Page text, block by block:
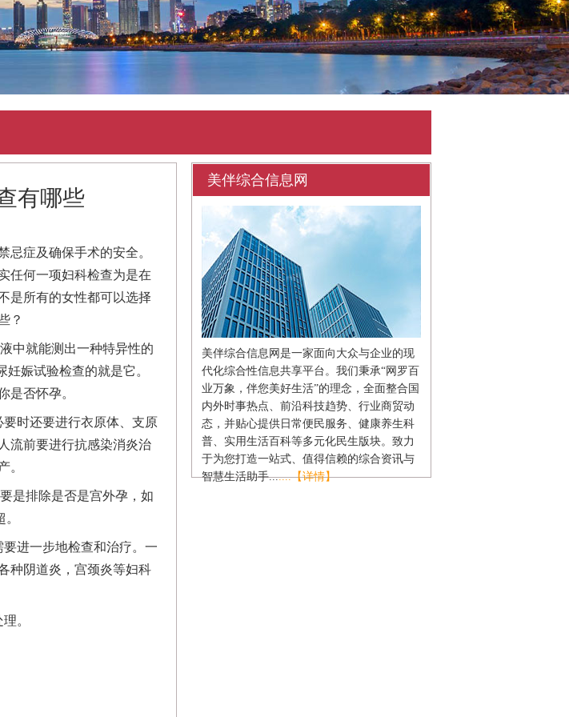
有哪些
忌症及确保手术的安全。
任何一项妇科检查为是在
是所有的女性都可以选择
？
中就能测出一种特异性的
娠试验检查的就是它。
是否怀孕。
时还要进行衣原体、支原
流前要进行抗感染消炎治
。
是排除是否是宫外孕，如
进一步地检查和治疗。一
种阴道炎，宫颈炎等妇科
。
美伴综合信息网
美伴综合信息网是一家面向大众与企业的现
代化综合性信息共享平台。我们秉承“网罗百
业万象，伴您美好生活”的理念，全面整合国
内外时事热点、前沿科技趋势、行业商贸动
态，并贴心提供日常便民服务、健康养生科
普、实用生活百科等多元化民生版块。致力
于为您打造一站式、值得信赖的综合资讯与
智慧生活助手.......【详情】